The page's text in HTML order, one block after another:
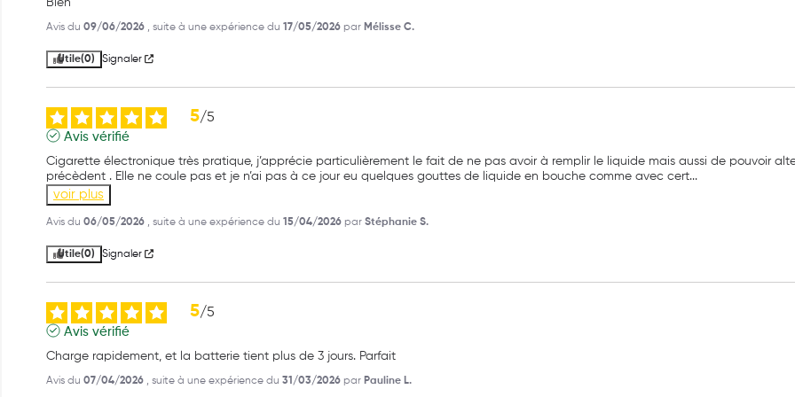
Bien
Avis du 09/06/2026 , suite à une expérience du 17/05/2026 par Mélisse C.
Utile(0) Signaler
5/5
Avis vérifié
Cigarette électronique très pratique, j’apprécie particulièrement le fait de ne pas avoir à remplir le liquide mais aussi de pouvoir
précèdent . Elle ne coule pas et je n’ai pas à ce jour eu quelques gouttes de liquide en bouche comme avec cert...
voir plus
Avis du 06/05/2026 , suite à une expérience du 15/04/2026 par Stéphanie S.
Utile(0) Signaler
5/5
Avis vérifié
Charge rapidement, et la batterie tient plus de 3 jours. Parfait
Avis du 07/04/2026 , suite à une expérience du 31/03/2026 par Pauline L.